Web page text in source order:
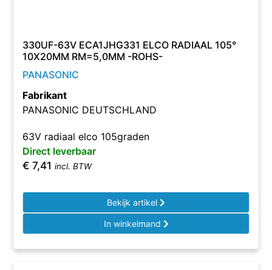
330UF-63V ECA1JHG331 ELCO RADIAAL 105°
10X20MM RM=5,0MM -ROHS-
PANASONIC
Fabrikant
PANASONIC DEUTSCHLAND
63V radiaal elco 105graden
Direct leverbaar
€ 7,41 incl. BTW
Bekijk artikel
In winkelmand